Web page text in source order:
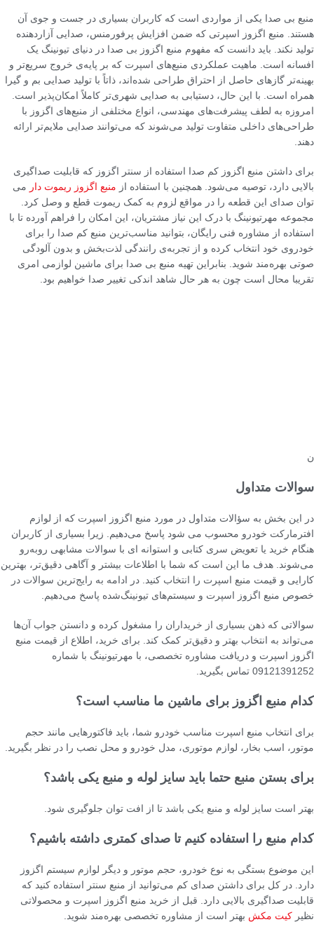
منبع بی صدا یکی از مواردی است که کاربران بسیاری در جست و جوی آن
هستند. منبع اگزوز اسپرتی که ضمن افزایش پرفورمنس، صدایی آزاردهنده
تولید نکند. باید دانست که مفهوم منبع اگزوز بی صدا در دنیای تیونینگ یک
افسانه است. ماهیت عملکردی منبع‌های اسپرت که بر پایه‌ی خروج سریع‌تر و
بهینه‌تر گازهای حاصل از احتراق طراحی شده‌اند، ذاتاً با تولید صدایی بم و گیرا
همراه است. با این حال، دستیابی به صدایی شهری‌تر کاملاً امکان‌پذیر است.
امروزه به لطف پیشرفت‌های مهندسی، انواع مختلفی از منبع‌های اگزوز با
طراحی‌های داخلی متفاوت تولید می‌شوند که می‌توانند صدایی ملایم‌تر ارائه
دهند.
برای داشتن منبع اگزوز کم صدا استفاده از سنتر اگزوز که قابلیت صداگیری
بالایی دارد، توصیه می‌شود. همچنین با استفاده از منبع اگزوز ریموت دار می
توان صدای این قطعه را در مواقع لزوم به کمک ریموت قطع و وصل کرد.
مجموعه مهرتیونینگ با درک این نیاز مشتریان، این امکان را فراهم آورده تا با
استفاده از مشاوره فنی رایگان، بتوانید مناسب‌ترین منبع کم صدا را برای
خودروی خود انتخاب کرده و از تجربه‌ی رانندگی لذت‌بخش و بدون آلودگی
صوتی بهره‌مند شوید. بنابراین تهیه منبع بی صدا برای ماشین لوازمی امری
تقریبا محال است چون به هر حال شاهد اندکی تغییر صدا خواهیم بود.
ن
سوالات متداول
در این بخش به سؤالات متداول در مورد منبع اگزوز اسپرت که از لوازم
افترمارکت خودرو محسوب می شود پاسخ می‌دهیم. زیرا بسیاری از کاربران
هنگام خرید یا تعویض سری کتابی و استوانه ای با سوالات مشابهی روبه‌رو
می‌شوند. هدف ما این است که شما با اطلاعات بیشتر و آگاهی دقیق‌تر، بهترین
کارایی و قیمت منبع اسپرت را انتخاب کنید. در ادامه به رایج‌ترین سوالات در
خصوص منبع اگزوز اسپرت و سیستم‌های تیونینگ‌شده پاسخ می‌دهیم.
سوالاتی که ذهن بسیاری از خریداران را مشغول کرده و دانستن جواب آن‌ها
می‌تواند به انتخاب بهتر و دقیق‌تر کمک کند. برای خرید، اطلاع از قیمت منبع
اگزوز اسپرت و دریافت مشاوره تخصصی، با مهرتیونینگ با شماره
09121391252 تماس بگیرید.
کدام منبع اگزوز برای ماشین ما مناسب است؟
برای انتخاب منبع اسپرت مناسب خودرو شما، باید فاکتورهایی مانند حجم
موتور، اسب بخار، لوازم موتوری، مدل خودرو و محل نصب را در نظر بگیرید.
برای بستن منبع حتما باید سایز لوله و منبع یکی باشد؟
بهتر است سایز لوله و منبع یکی باشد تا از افت توان جلوگیری شود.
کدام منبع را استفاده کنیم تا صدای کمتری داشته باشیم؟
این موضوع بستگی به نوع خودرو، حجم موتور و دیگر لوازم سیستم اگزوز
دارد. در کل برای داشتن صدای کم می‌توانید از منبع سنتر استفاده کنید که
قابلیت صداگیری بالایی دارد. قبل از خرید منبع اگزوز اسپرت و محصولاتی
نظیر کیت مکش بهتر است از مشاوره تخصصی بهره‌مند شوید.